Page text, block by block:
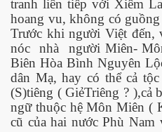
tranh liên tiếp với Xiêm
hoang vu, không có
Trước khi người Việt đến,
nóc
nhà
người Miên-
Biên Hòa Bình Nguyên
dân Mạ, hay có thể cả
(S)tiêng ( GiẻTriêng ? ),cả
ngữ thuộc hệ Môn Miên (
cũ của hai nước Phù
P 200-201